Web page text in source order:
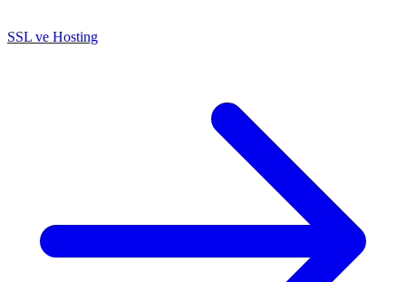
SSL ve Hosting